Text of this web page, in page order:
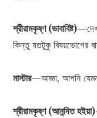
শ্রীরামকৃষ্ণ (ভাবাবিষ্ট)
কিন্তু যতটুকু বিষয়ভোগের
মাস্টার—আজ্ঞা, আপনি
শ্রীরামকৃষ্ণ (আনন্দিত হইয়া)